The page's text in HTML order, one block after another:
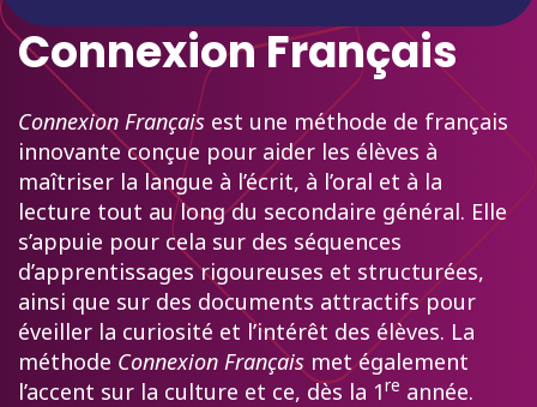
Connexion Français
Connexion Français est une méthode de français
innovante conçue pour aider les élèves à
maîtriser la langue à l’écrit, à l’oral et à la
lecture tout au long du secondaire général. Elle
s’appuie pour cela sur des séquences
d’apprentissages rigoureuses et structurées,
ainsi que sur des documents attractifs pour
éveiller la curiosité et l’intérêt des élèves. La
méthode Connexion Français met également
l’accent sur la culture et ce, dès la 1re année.